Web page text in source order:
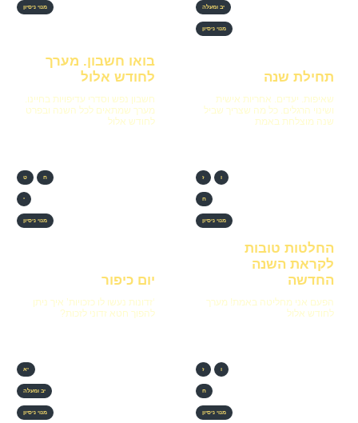
יב ומעלה
מנוי ניסיון
תחילת שנה
שאיפות. יעדים. אחריות אישית
ושינוי הרגלים. כל מה שצריך שביל
שנה מוצלחת באמת
מנוי ניסיון
בואו חשבון. מערך
לחודש אלול
חשבון נפש וסדרי עדיפויות בחיינו.
מערך שמתאים לכל השנה ובפרט
לחודש אלול
ו ז
ח
מנוי ניסיון
החלטות טובות
לקראת השנה
החדשה
הפעם אני מחליטה באמת! מערך
לחודש אלול
ח ט
י
מנוי ניסיון
יום כיפור
‘זדונות נעשו לו כזכויות’ איך ניתן
להפוך חטא זדוני לזכות?
ו ז
ח
מנוי ניסיון
יא
יב ומעלה
מנוי ניסיון